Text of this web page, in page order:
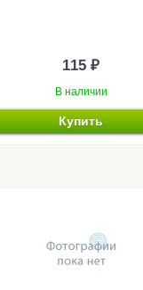
115 ₽
В наличии
Купить